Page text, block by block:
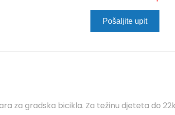
Pošaljite upit
za gradska bicikla. Za težinu djeteta do